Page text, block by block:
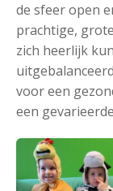
de sfeer open
prachtige,
zich heerlijk
voor een
een